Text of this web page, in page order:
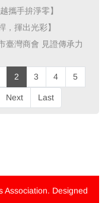
攜手拚淨零】
，揮出光彩】
臺灣商會 見證傳承力
2 3 4 5
Next Last
Association. Designed